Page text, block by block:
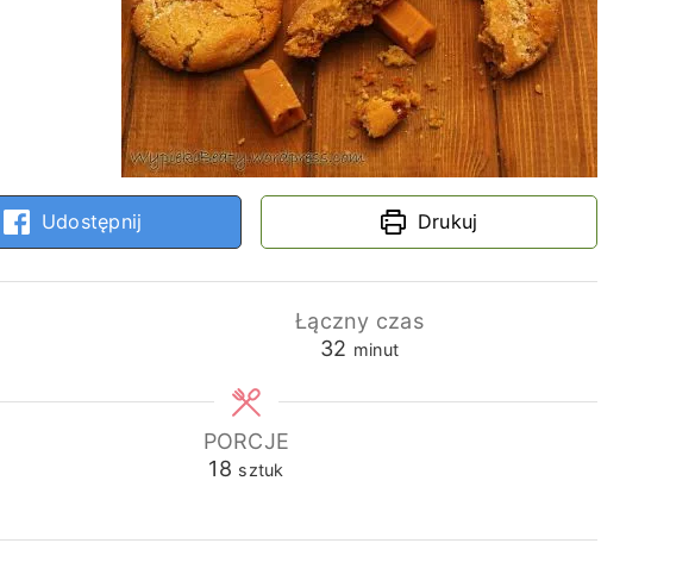
Udostępnij Drukuj
Łączny czas
32 minuty
minut
PORCJE
18 sztuk